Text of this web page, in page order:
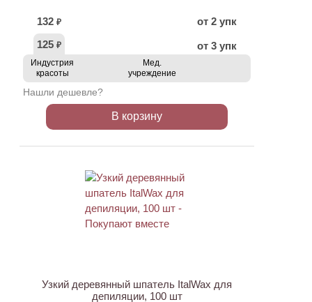
132 ₽
от 2 упк
125 ₽ от 3 упк
Индустрия
красоты
Мед.
учреждение
Нашли дешевле?
В корзину
Узкий деревянный шпатель ItalWax для
депиляции, 100 шт